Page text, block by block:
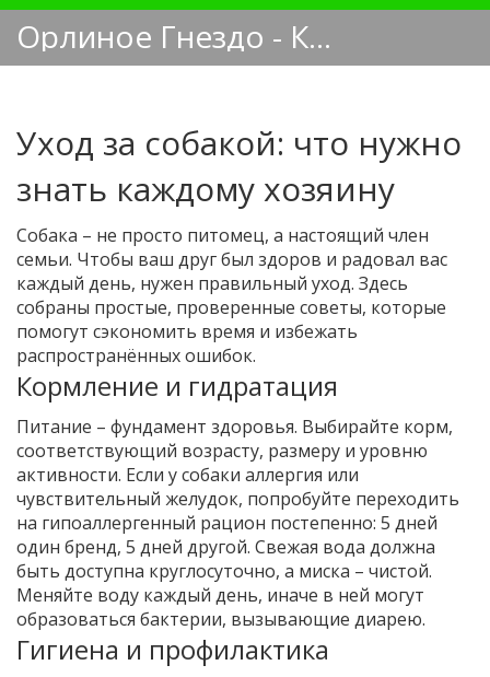
Орлиное Гнездо - Кинологический блог
Уход за собакой: что нужно
знать каждому хозяину
Собака – не просто питомец, а настоящий член
семьи. Чтобы ваш друг был здоров и радовал вас
каждый день, нужен правильный уход. Здесь
собраны простые, проверенные советы, которые
помогут сэкономить время и избежать
распространённых ошибок.
Кормление и гидратация
Питание – фундамент здоровья. Выбирайте корм,
соответствующий возрасту, размеру и уровню
активности. Если у собаки аллергия или
чувствительный желудок, попробуйте переходить
на гипоаллергенный рацион постепенно: 5 дней
один бренд, 5 дней другой. Свежая вода должна
быть доступна круглосуточно, а миска – чистой.
Меняйте воду каждый день, иначе в ней могут
образоваться бактерии, вызывающие диарею.
Гигиена и профилактика